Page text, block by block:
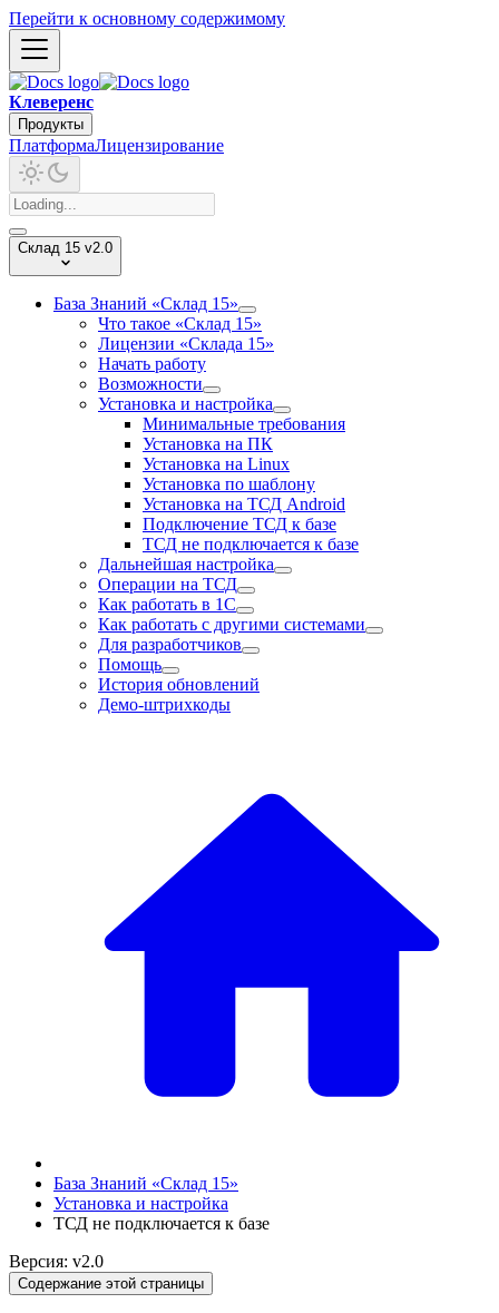
Перейти к основному содержимому
Клеверенс
Продукты
ПлатформаЛицензирование
Склад 15 v2.0
База Знаний «Склад 15»
Что такое «Склад 15»
Лицензии «Склада 15»
Начать работу
Возможности
Установка и настройка
Минимальные требования
Установка на ПК
Установка на Linux
Установка по шаблону
Установка на ТСД Android
Подключение ТСД к базе
ТСД не подключается к базе
Дальнейшая настройка
Операции на ТСД
Как работать в 1С
Как работать с другими системами
Для разработчиков
Помощь
История обновлений
Демо-штрихкоды
База Знаний «Склад 15»
Установка и настройка
ТСД не подключается к базе
Версия: v2.0
Содержание этой страницы